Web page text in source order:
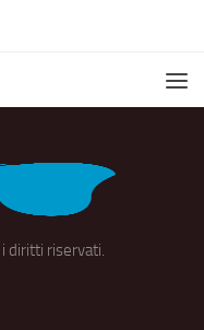
diritti riservati.